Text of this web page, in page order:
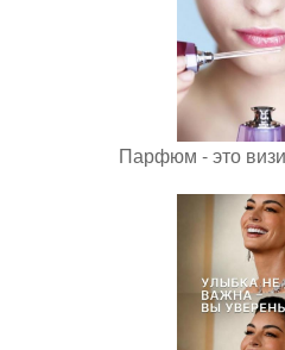
Парфюм - это